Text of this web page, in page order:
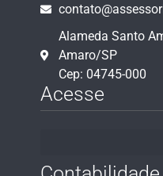
Alameda Santo
Amaro/SP
Cep: 04745-000
Acesse